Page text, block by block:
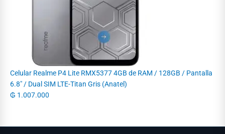
Celular Realme P4 Lite RMX5377 4GB de RAM / 128GB / Pantalla
6.8" / Dual SIM LTE-Titan Gris (Anatel)
₲ 1.007.000